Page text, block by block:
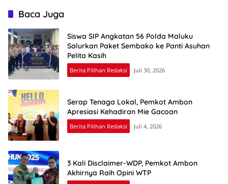
Baca Juga
Siswa SIP Angkatan 56 Polda Maluku
Salurkan Paket Sembako ke Panti Asuhan
Pelita Kasih
Berita Pilihan Redaksi Juli 30, 2026
Serap Tenaga Lokal, Pemkot Ambon
Apresiasi Kehadiran Mie Gacoan
Berita Pilihan Redaksi Juli 4, 2026
3 Kali Disclaimer-WDP, Pemkot Ambon
Akhirnya Raih Opini WTP